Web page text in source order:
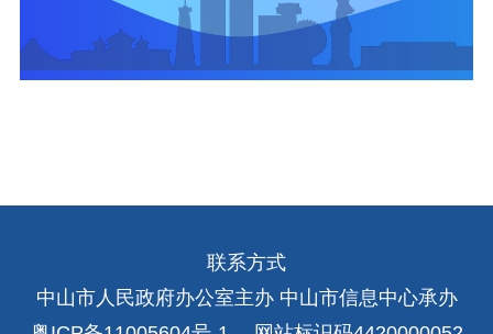
联系方式
中山市人民政府办公室主办 中山市信息中心承办